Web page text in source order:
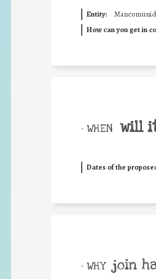
Entity:
How can you get in
• WHEN will
Dates of the
• WHY join